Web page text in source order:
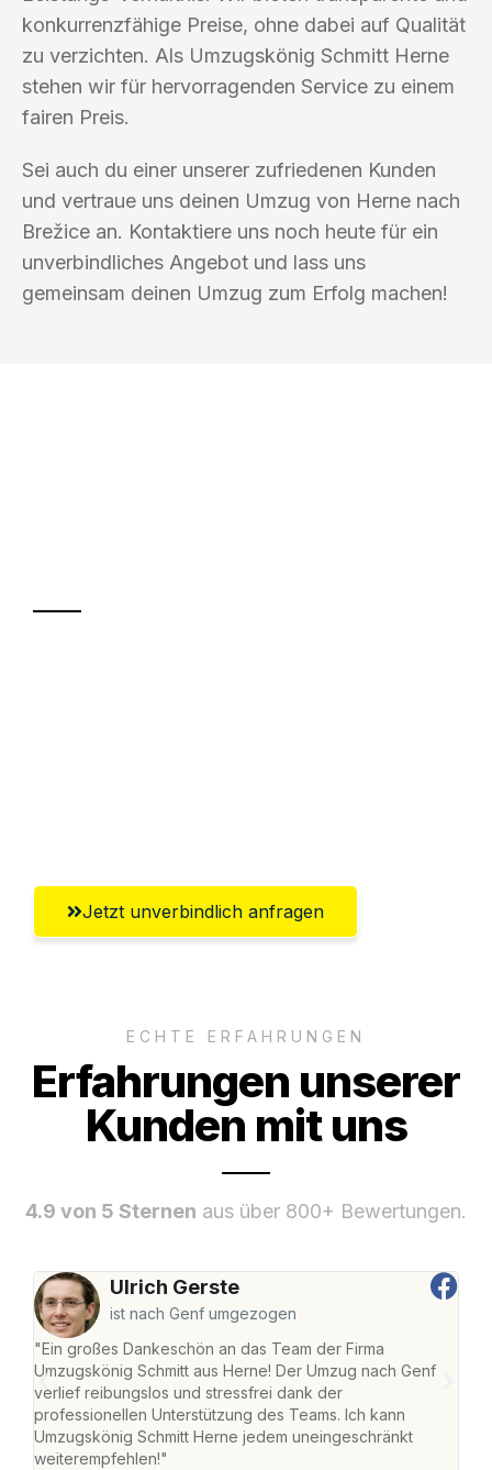
konkurrenzfähige Preise, ohne dabei auf Qualität
zu verzichten. Als Umzugskönig Schmitt Herne
stehen wir für hervorragenden Service zu einem
fairen Preis.
Sei auch du einer unserer zufriedenen Kunden
und vertraue uns deinen Umzug von Herne nach
Brežice an. Kontaktiere uns noch heute für ein
unverbindliches Angebot und lass uns
gemeinsam deinen Umzug zum Erfolg machen!
Jetzt unverbindlich anfragen
ECHTE ERFAHRUNGEN
Erfahrungen unserer
Kunden mit uns
4.9 von 5 Sternen aus über 800+ Bewertungen.
Ulrich Gerste
ist nach Genf umgezogen
"Ein großes Dankeschön an das Team der Firma
Umzugskönig Schmitt aus Herne! Der Umzug nach Genf
verlief reibungslos und stressfrei dank der
professionellen Unterstützung des Teams. Ich kann
Umzugskönig Schmitt Herne jedem uneingeschränkt
weiterempfehlen!"